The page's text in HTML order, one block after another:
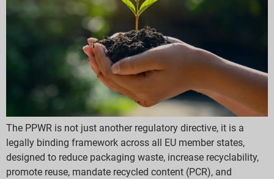
The PPWR is not just another regulatory directive, it is a
legally binding framework across all EU member states,
designed to reduce packaging waste, increase recyclability,
promote reuse, mandate recycled content (PCR), and